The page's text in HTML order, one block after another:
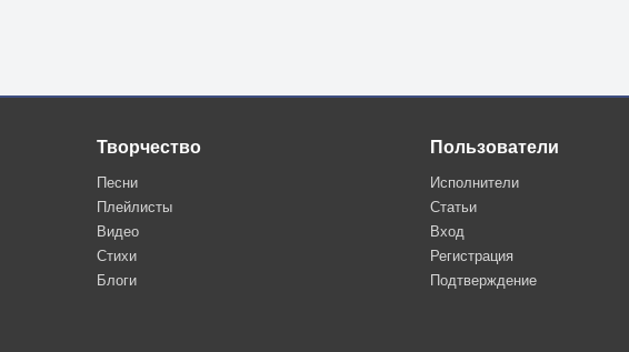
Творчество
Песни
Плейлисты
Видео
Стихи
Блоги
Пользователи
Исполнители
Статьи
Вход
Регистрация
Подтверждение